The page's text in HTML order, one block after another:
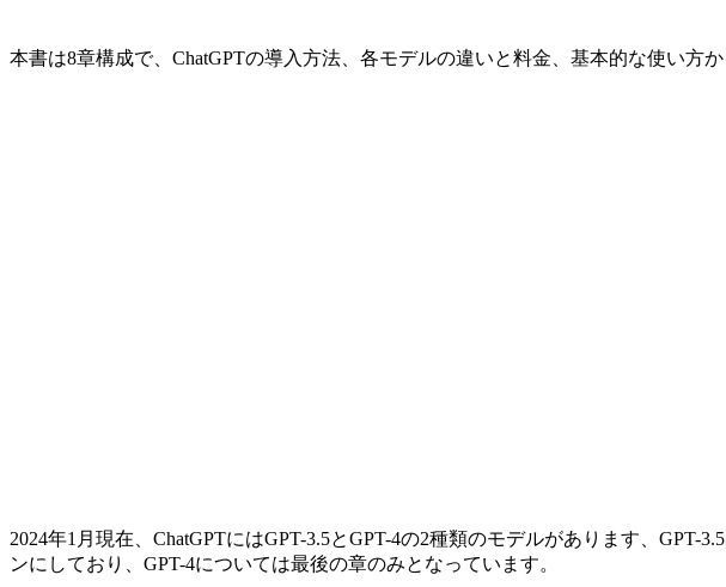
本書は8章構成で、ChatGPTの導入方法、各モデルの違いと料金、基本的な使い方
2024年1月現在、ChatGPTにはGPT-3.5とGPT-4の2種類のモデルがあります、
ンにしており、GPT-4については最後の章のみとなっています。